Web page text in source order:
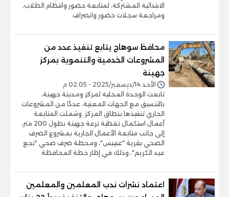
الابتدائية المشتركة، لمتابعة حضور وانتظام الطلاب،
ومراجعة سجلات حضور وانصراف
محافظ سوهاج يتابع تنفيذ عدد من
المشروعات الخدمية والتنموية بمركز
جهينة
الأحد 14/ديسمبر/2025 - 02:05 م
تابعت الوحدة المحلية لمركز ومدينة جهينة،
بالتنسيق مع الجهات المعنية، عددًا من المشروعات
الجاري تنفيذها بنطاق المركز. وشملت المتابعة
أعمال استكمال تغطية ترعة جهينة بطول 200 متر،
إلى جانب متابعة الأعمال الجارية بمشروع الصرف
الصحي بقرية "عنيبس"، ومحطة صرف صحي "نجع
عبد الكريم"، وذلك في إطار خطة المحافظة
اعتماد نشرات ندب المعلمين والمعلمين